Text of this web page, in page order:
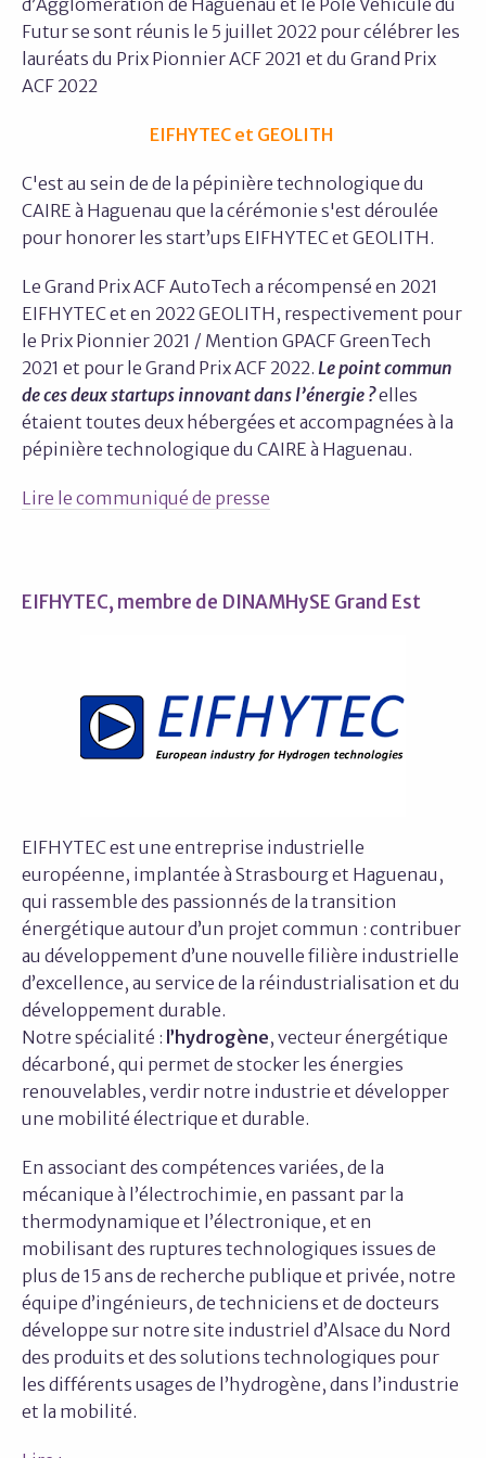
d’Agglomération de Haguenau et le Pôle Véhicule du
Futur se sont réunis le 5 juillet 2022 pour célébrer les
lauréats du Prix Pionnier ACF 2021 et du Grand Prix
ACF 2022
EIFHYTEC et GEOLITH
C'est au sein de de la pépinière technologique du
CAIRE à Haguenau que la cérémonie s'est déroulée
pour honorer les start’ups EIFHYTEC et GEOLITH.
Le Grand Prix ACF AutoTech a récompensé en 2021
EIFHYTEC et en 2022 GEOLITH, respectivement pour
le Prix Pionnier 2021 / Mention GPACF GreenTech
2021 et pour le Grand Prix ACF 2022. Le point commun
de ces deux startups innovant dans l’énergie ?elles
étaient toutes deux hébergées et accompagnées à la
pépinière technologique du CAIRE à Haguenau.
Lire le communiqué de presse
EIFHYTEC, membre de DINAMHySE Grand Est
EIFHYTEC est une entreprise industrielle
européenne, implantée à Strasbourg et Haguenau,
qui rassemble des passionnés de la transition
énergétique autour d’un projet commun : contribuer
au développement d’une nouvelle filière industrielle
d’excellence, au service de la réindustrialisation et du
développement durable.
Notre spécialité : l’hydrogène, vecteur énergétique
décarboné, qui permet de stocker les énergies
renouvelables, verdir notre industrie et développer
une mobilité électrique et durable.
En associant des compétences variées, de la
mécanique à l’électrochimie, en passant par la
thermodynamique et l’électronique, et en
mobilisant des ruptures technologiques issues de
plus de 15 ans de recherche publique et privée, notre
équipe d’ingénieurs, de techniciens et de docteurs
développe sur notre site industriel d’Alsace du Nord
des produits et des solutions technologiques pour
les différents usages de l’hydrogène, dans l’industrie
et la mobilité.